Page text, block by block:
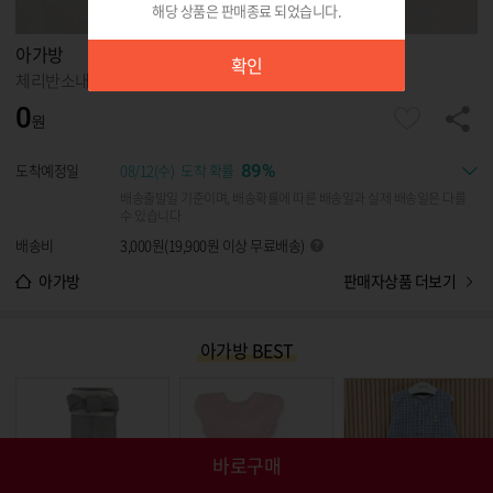
해당 상품은 판매종료 되었습니다.
확인